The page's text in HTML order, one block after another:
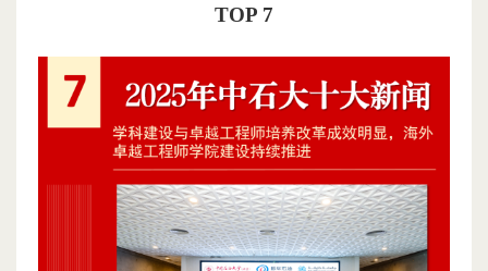
TOP 7